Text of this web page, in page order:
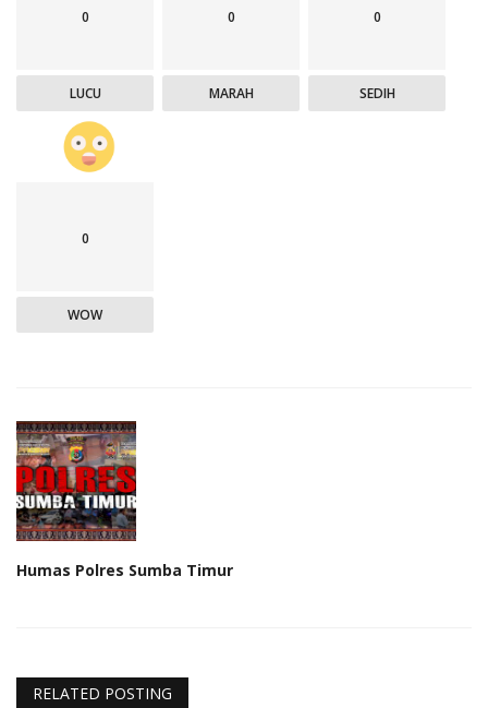
0
LUCU
0
MARAH
0
SEDIH
0
WOW
Humas Polres Sumba Timur
RELATED POSTING